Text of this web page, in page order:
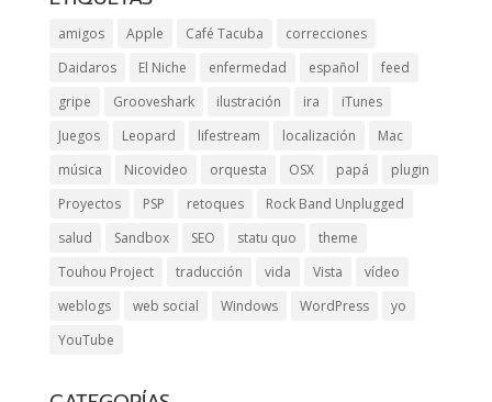
amigos Apple Café Tacuba
correcciones
Daidaros
El Niche enfermedad español
feed
gripe
Grooveshark ilustración ira
iTunes
Juegos
Leopard lifestream localización
Mac
música
Nicovideo orquesta OSX papá
plugin
Proyectos
PSP retoques
Rock Band Unplugged
salud
Sandbox SEO statu quo
theme
Touhou Project
traducción vida Vista
vídeo
weblogs
web social Windows WordPress
yo
YouTube